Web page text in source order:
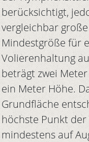
berücksichtigt,
vergleichbar
Mindestgröße für
Volierenhaltung
beträgt zwei
ein Meter Höhe.
Grundfläche
höchste Punkt
mindestens auf